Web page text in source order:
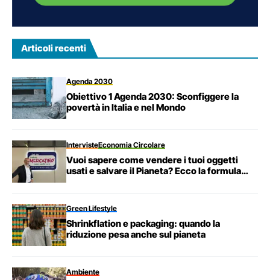
Articoli recenti
Agenda 2030
Obiettivo 1 Agenda 2030: Sconfiggere la
povertà in Italia e nel Mondo
IntervisteEconomia Circolare
Vuoi sapere come vendere i tuoi oggetti
usati e salvare il Pianeta? Ecco la formula
Green Lifestyle
Shrinkflation e packaging: quando la
riduzione pesa anche sul pianeta
Ambiente